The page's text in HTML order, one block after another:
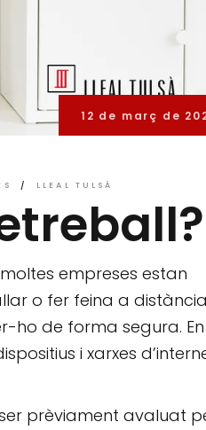
12 de març de
LLEAL TULSÀ
empreses estan
o fer feina a
ho de forma segura. En
i xarxes
prèviament avaluat